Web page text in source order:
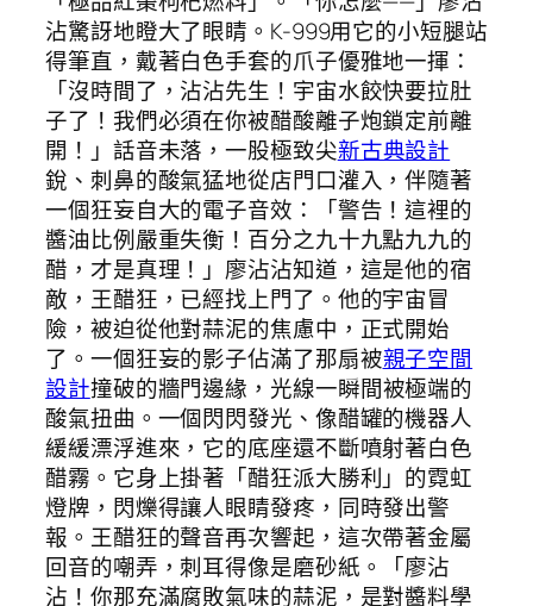
沾驚訝地瞪大了眼睛。K-999用它的小短腿站
得筆直，戴著白色手套的爪子優雅地一揮：
「沒時間了，沾沾先生！宇宙水餃快要拉肚
子了！我們必須在你被醋酸離子炮鎖定前離
開！」話音未落，一股極致尖新古典設計
銳、刺鼻的酸氣猛地從店門口灌入，伴隨著
一個狂妄自大的電子音效：「警告！這裡的
醬油比例嚴重失衡！百分之九十九點九九的
醋，才是真理！」廖沾沾知道，這是他的宿
敵，王醋狂，已經找上門了。他的宇宙冒
險，被迫從他對蒜泥的焦慮中，正式開始
了。一個狂妄的影子佔滿了那扇被親子空間
設計撞破的牆門邊緣，光線一瞬間被極端的
酸氣扭曲。一個閃閃發光、像醋罐的機器人
緩緩漂浮進來，它的底座還不斷噴射著白色
醋霧。它身上掛著「醋狂派大勝利」的霓虹
燈牌，閃爍得讓人眼睛發疼，同時發出警
報。王醋狂的聲音再次響起，這次帶著金屬
回音的嘲弄，刺耳得像是磨砂紙。「廖沾
沾！你那充滿腐敗氣味的蒜泥，是對醬料學